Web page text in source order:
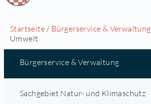
Startseite/ Bürgerservice & Verwaltung
Umwelt
Bürgerservice & Verwaltung
Sachgebiet Natur- und Klimaschutz